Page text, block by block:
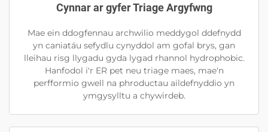
Cynnar ar gyfer Triage Argyfwng
Mae ein ddogfennau archwilio meddygol ddefnydd
yn caniatáu sefydlu cynyddol am gofal brys, gan
lleihau risg llygadu gyda lygad rhannol hydrophobic.
Hanfodol i'r ER pet neu triage maes, mae'n
perfformio gwell na phroductau aildefnyddio yn
ymgysylltu a chywirdeb.